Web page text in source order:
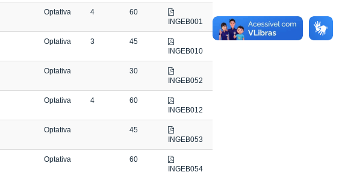
Optativa 4
60
INGEB001
Optativa 3
45
INGEB010
Optativa
30
INGEB052
Optativa 4
60
INGEB012
Optativa
45
INGEB053
Optativa
60
INGEB054